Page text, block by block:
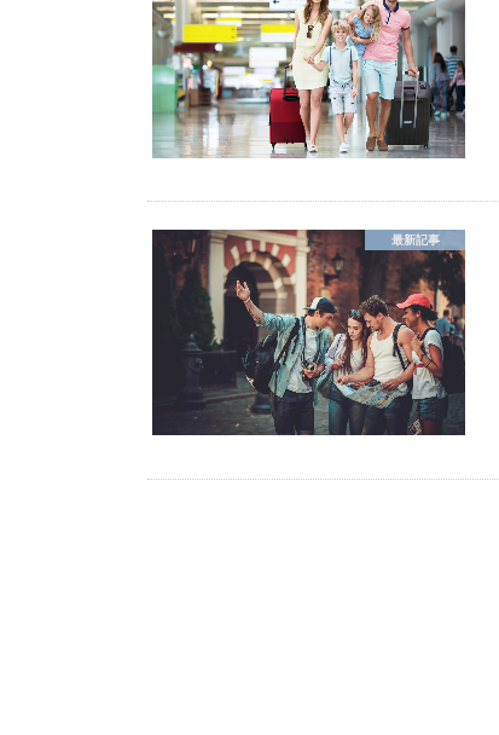
最新記事